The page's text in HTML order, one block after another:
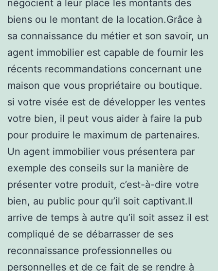
négocient à leur place les montants des
biens ou le montant de la location.Grâce à
sa connaissance du métier et son savoir, un
agent immobilier est capable de fournir les
récents recommandations concernant une
maison que vous propriétaire ou boutique.
si votre visée est de développer les ventes
votre bien, il peut vous aider à faire la pub
pour produire le maximum de partenaires.
Un agent immobilier vous présentera par
exemple des conseils sur la manière de
présenter votre produit, c’est-à-dire votre
bien, au public pour qu’il soit captivant.Il
arrive de temps à autre qu’il soit assez il est
compliqué de se débarrasser de ses
reconnaissance professionnelles ou
personnelles et de ce fait de se rendre à